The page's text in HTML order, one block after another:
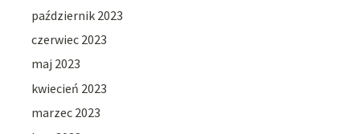
październik 2023
czerwiec 2023
maj 2023
kwiecień 2023
marzec 2023